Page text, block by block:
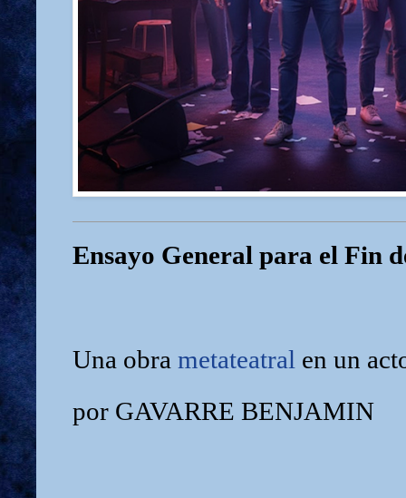
Ensayo General para el Fin
Una obra metateatral en un
por GAVARRE BENJAMIN